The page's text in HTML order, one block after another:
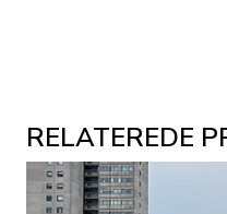
RELATEREDE